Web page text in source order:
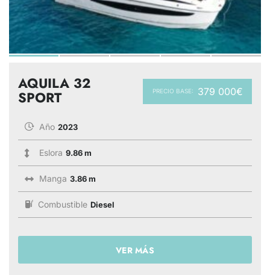
PRECIO BASE: 379 000€
AQUILA 32
SPORT
Año 2023
Eslora 9.86 m
Manga 3.86 m
Combustible Diesel
VER MÁS